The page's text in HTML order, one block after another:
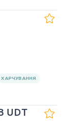
ХАРЧУВАННЯ
UDT